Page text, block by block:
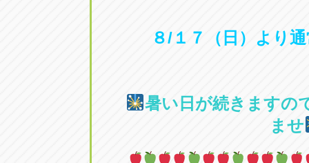
0568-76-
0561-53-
アップル
愛知県小牧市久保新町20
愛知県尾張旭市印場元町5-2-8
アップル岩倉店
８/１７（日）より
暑い日が続きますの
ませ